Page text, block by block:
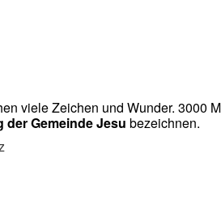
viele Zeichen und Wunder. 3000
der Gemeinde Jesu bezeichnen.